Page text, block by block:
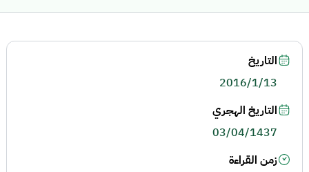
التاريخ
2016/1/13
التاريخ الهجري
03/04/1437
زمن القراءة